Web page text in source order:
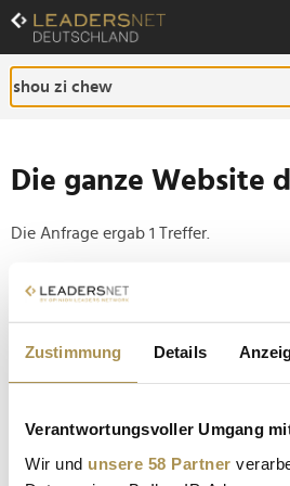
Zustimmung Details
Verantwortungsvoller Umgang
Wir und unsere 58 Partner
Zum
Inhalt
Zur
Fußzeilen-
Navigation
Die ganze Website
Die Anfrage ergab 1 Treffer.
Tipp
Setzen Sie die gesuchten Wörter
Anführungszeichen: zb "Vorname
Mahnende Briefe an die CEOs
und Apple